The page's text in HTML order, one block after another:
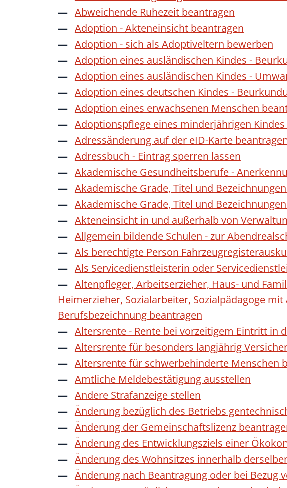
Abweichende Ruhezeit beantragen
Adoption - Akteneinsicht beantragen
Adoption - sich als Adoptiveltern bewerben
Adoption eines ausländischen Kindes -
Adoption eines ausländischen Kindes -
Adoption eines deutschen Kindes -
Adoption eines erwachsenen Menschen
Adoptionspflege eines minderjährigen
Adressänderung auf der eID-Karte beantragen
Adressbuch - Eintrag sperren lassen
Akademische Gesundheitsberufe -
Akademische Grade, Titel und
Akademische Grade, Titel und
Akteneinsicht in und außerhalb von
Allgemein bildende Schulen - zur
Als berechtigte Person
Als Servicedienstleisterin oder
Altenpfleger, Arbeitserzieher, Haus- und
Heimerzieher, Sozialarbeiter, Sozialpädagoge
Berufsbezeichnung beantragen
Altersrente - Rente bei vorzeitigem Eintritt in
Altersrente für besonders langjährig
Altersrente für schwerbehinderte Menschen
Amtliche Meldebestätigung ausstellen
Andere Strafanzeige stellen
Änderung bezüglich des Betriebs
Änderung der Gemeinschaftslizenz
Änderung des Entwicklungsziels einer
Änderung des Wohnsitzes innerhalb
Änderung nach Beantragung oder bei Bezug